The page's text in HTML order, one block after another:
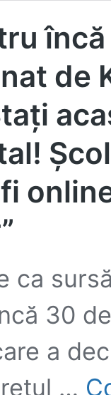
de
ca
30
a
…